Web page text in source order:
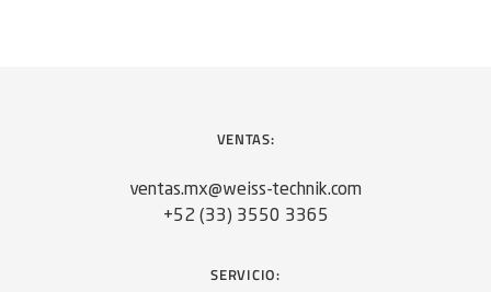
VENTAS:
ventas.mx@weiss-technik.com
+52 (33) 3550 3365
SERVICIO: